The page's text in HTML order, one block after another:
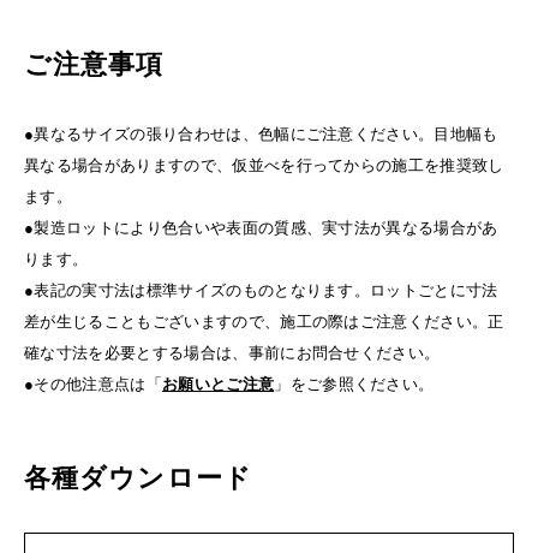
ご注意事項
●異なるサイズの張り合わせは、色幅にご注意ください。目地幅も
異なる場合がありますので、仮並べを行ってからの施工を推奨致し
ます。
●製造ロットにより色合いや表面の質感、実寸法が異なる場合があ
ります。
●表記の実寸法は標準サイズのものとなります。ロットごとに寸法
差が生じることもございますので、施工の際はご注意ください。正
確な寸法を必要とする場合は、事前にお問合せください。
●その他注意点は「 お願いとご注意 」をご参照ください。
各種ダウンロード